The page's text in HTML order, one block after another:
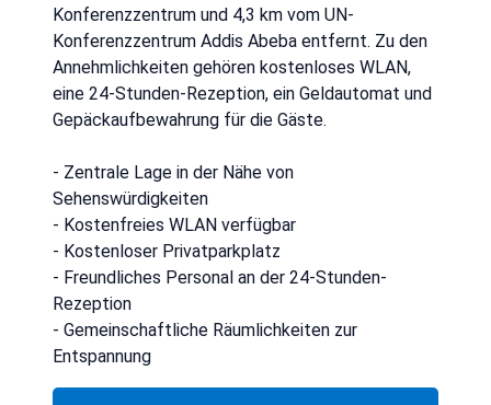
Konferenzzentrum und 4,3 km vom UN-
Konferenzzentrum Addis Abeba entfernt. Zu den
Annehmlichkeiten gehören kostenloses WLAN,
eine 24-Stunden-Rezeption, ein Geldautomat und
Gepäckaufbewahrung für die Gäste.
- Zentrale Lage in der Nähe von
Sehenswürdigkeiten
- Kostenfreies WLAN verfügbar
- Kostenloser Privatparkplatz
- Freundliches Personal an der 24-Stunden-
Rezeption
- Gemeinschaftliche Räumlichkeiten zur
Entspannung